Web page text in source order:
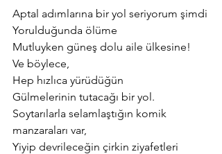
Aptal adımlarına bir yol seriyorum şimdi
Yorulduğunda ölüme
Mutluyken güneş dolu aile ülkesine!
Ve böylece,
Hep hızlıca yürüdüğün
Gülmelerinin tutacağı bir yol.
Soytarılarla selamlaştığın komik
manzaraları var,
Yiyip devrileceğin çirkin ziyafetleri